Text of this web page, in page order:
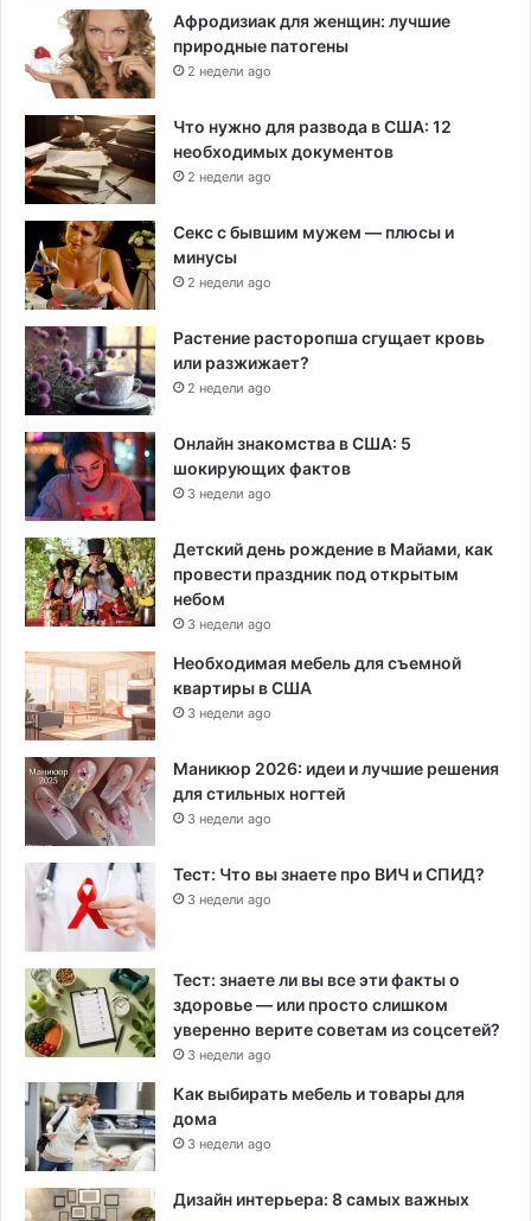
Афродизиак для женщин: лучшие
природные патогены
2 недели ago
Что нужно для развода в США: 12
необходимых документов
2 недели ago
Секс с бывшим мужем — плюсы и
минусы
2 недели ago
Растение расторопша сгущает кровь
или разжижает?
2 недели ago
Онлайн знакомства в США: 5
шокирующих фактов
3 недели ago
Детский день рождение в Майами, как
провести праздник под открытым
небом
3 недели ago
Необходимая мебель для съемной
квартиры в США
3 недели ago
Маникюр 2026: идеи и лучшие решения
для стильных ногтей
3 недели ago
Тест: Что вы знаете про ВИЧ и СПИД?
3 недели ago
Тест: знаете ли вы все эти факты о
здоровье — или просто слишком
уверенно верите советам из соцсетей?
3 недели ago
Как выбирать мебель и товары для
дома
3 недели ago
Дизайн интерьера: 8 самых важных